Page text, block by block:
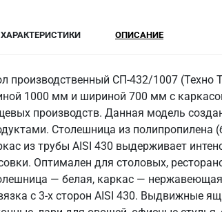
ХАРАКТЕРИСТИКИ ОПИСАНИЕ
производственный СП-432/1007 (Техно
1000 мм и шириной 700 мм с
производств. Данная модель
Столешница из полипропилена
из трубы AISI 430 выдерживает
Оптимален для столовых,
— белая, каркас —
с 3-х сторон AISI 430. Выдвижные